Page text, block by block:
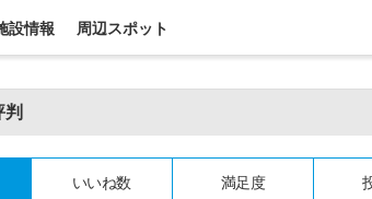
設情報 周辺スポット
いいね数 満足度